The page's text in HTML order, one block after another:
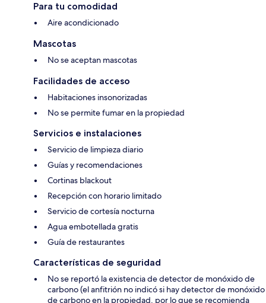
Para tu comodidad
Aire acondicionado
Mascotas
No se aceptan mascotas
Facilidades de acceso
Habitaciones insonorizadas
No se permite fumar en la propiedad
Servicios e instalaciones
Servicio de limpieza diario
Guías y recomendaciones
Cortinas blackout
Recepción con horario limitado
Servicio de cortesía nocturna
Agua embotellada gratis
Guía de restaurantes
Características de seguridad
No se reportó la existencia de detector de monóxido de
carbono (el anfitrión no indicó si hay detector de monóxido
de carbono en la propiedad, por lo que se recomienda